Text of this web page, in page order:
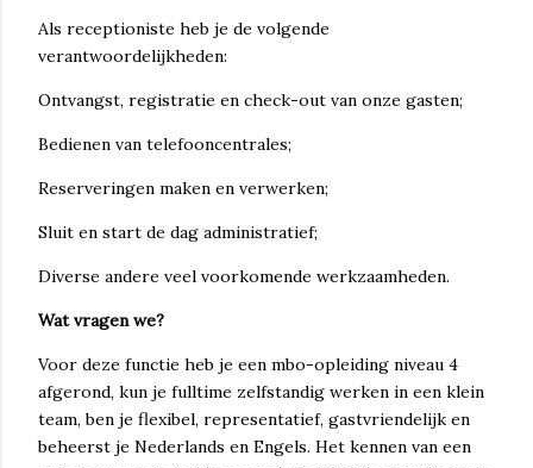
Als receptioniste heb je de volgende
verantwoordelijkheden:
Ontvangst, registratie en check-out van onze gasten;
Bedienen van telefooncentrales;
Reserveringen maken en verwerken;
Sluit en start de dag administratief;
Diverse andere veel voorkomende werkzaamheden.
Wat vragen we?
Voor deze functie heb je een mbo-opleiding niveau 4
afgerond, kun je fulltime zelfstandig werken in een klein
team, ben je flexibel, representatief, gastvriendelijk en
beheerst je Nederlands en Engels. Het kennen van een